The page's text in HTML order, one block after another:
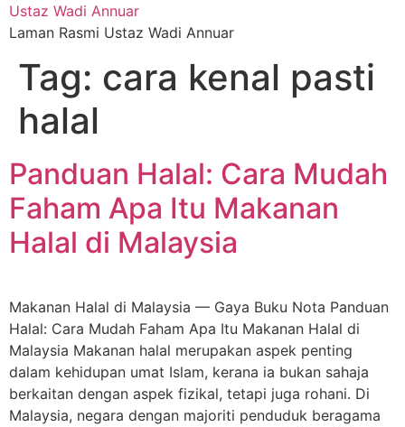
Skip
to
Ustaz Wadi Annuar
Laman Rasmi Ustaz Wadi Annuar
Tag: cara kenal pasti
halal
Panduan Halal: Cara Mudah
Faham Apa Itu Makanan
Halal di Malaysia
Makanan Halal di Malaysia — Gaya Buku Nota Panduan
Halal: Cara Mudah Faham Apa Itu Makanan Halal di
Malaysia ⁠Makanan halal merupakan aspek penting
dalam kehidupan umat Islam, kerana ia bukan sahaja
berkaitan dengan aspek fizikal, tetapi juga rohani. Di
Malaysia, negara dengan majoriti penduduk beragama